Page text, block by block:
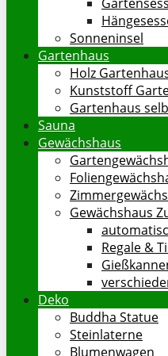
Sonneninsel
Gartenhaus
Holz
Kunststoff
Gartenhaus
Sauna
Gewächshaus
Gewächshaus
Regale &
Deko
Buddha Statue
Steinlaterne
Blumenwagen